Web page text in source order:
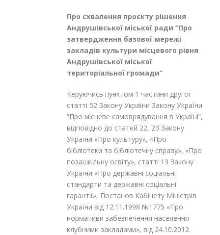
Про схвалення проєкту рішення
Андрушівської міської ради “Про
затвердження базової мережі
закладів культури місцевого рівня
Андрушівської міської
територіальної громади”
Керуючись пунктом 1 частини другої
статті 52 Закону України Закону України
“Про місцеве самоврядування в Україні”,
відповідно до статей 22, 23 Закону
України «Про культуру», «Про
бібліотеки та бібліотечну справу», «Про
позашкільну освіту», статті 13 Закону
України «Про державні соціальні
стандарти та державні соціальні
гарантії», Постанов Кабінету Міністрів
України від 12.11.1998 №1775 «Про
нормативи забезпечення населення
клубними закладами», від 24.10.2012